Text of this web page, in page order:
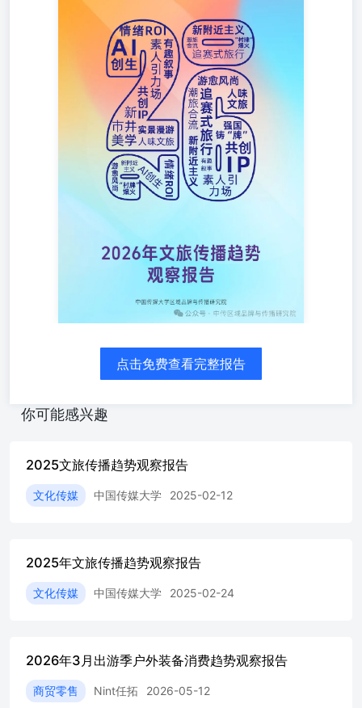
2026文旅趋势报告 趋势一情绪ROI旅行的终极性价比趋势二
AI创生，从技术赋能到创意平权趋势三个体即入口，魅力
即流量趋势四有趣叙事，从玩梗到价值共鸣趋势五共创IP，
每个人都是故事的作者趋势六烟火气与精致感并存的新市井
美学趋势七实景漫游，从“看风景”到“玩游戏”趋势八人味文
旅，从“以景为中心”到“以人为核心”趋势九近距离旅
游，“附近”成为新目的地趋势十时尚+文旅，双向赋能的格
调升级趋势十一跟着赛事去旅行趋势十二“村牌”爆火，从民
间乐子到乡村振兴引擎趋势十三风味出游，一道美食带火一
座城趋势十五强国铸“牌”，文旅品牌化战略的新使命 前言
12026文旅传播驱动的新质重构 2025，我们的观察聚焦于四
个正在发生的根本性迁徙，它们共同勾勒出2026文旅传播的
单工具，而是深度参与情感锚点定位与文化符号提炼，成为
构建独特IP叙事的核心驱动。技术拥有“创意人格”，文旅传
成、动态优化、沉浸交互的全新阶段。 传播生态的迁徙：
从传播管理进化为生态培育，从提供产品转向设计生态系
新市井美学......无不在提醒我们，新的传播生态，正像水电
网络一样融入新文旅场景，成为“传播的基础设施”。 跨界
尚、赛事、影视的融合超越了短期的流量互换。它们正在共
享叙事主权、共投资源、共建消费场景，成为城市新的文商
徙：从“官方塑造”越来越转向多元的“社会共创”。大湾鸡、
域文化、城市生活的“超级连接器”。因此，顶级目的地的核
心竞争力，在于能否设计出让世界参与的空白，让游客、居
竞争，早已跳出了“有什么资源卖什么产品”的浅层博奔，也
者是否可以用传播的逻辑重构文旅的底层叙事、提炼文化符
真正的破局之道，从来藏在向新而生的坚守里。 情绪ROI
回望·关键词 其核心是追求松弛感、自主性和情绪疗愈。 他
们的“性价比”衡量体系已深刻演变，不再只看重货币价格，
点击免费查看完整报告
你可能感兴趣
2025文旅传播趋势观察报告
文化传媒 中国传媒大学 2025-02-12
2025年文旅传播趋势观察报告
文化传媒 中国传媒大学 2025-02-24
2026年3月出游季户外装备消费趋势观察报告
商贸零售 Nint任拓 2026-05-12